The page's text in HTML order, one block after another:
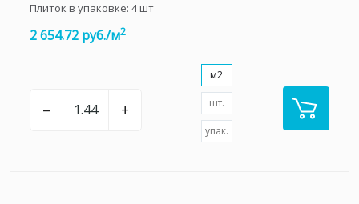
Плиток в упаковке: 4шт
2 654.72 руб./м2
– +
м2
шт.
упак.